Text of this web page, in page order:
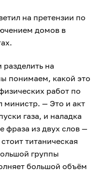
на претензии по
домов в
разделить на
понимаем, какой это
работ по
министр. — Это и акт
газа, и наладка
фраза из двух слов —
титаническая
группы
большой объём